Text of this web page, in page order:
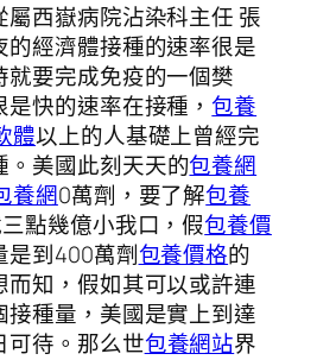
西嶽病院沾染科主任 張
經濟體接種的速率很是
要完成免疫的一個樊
是快的速率在接種，包養
體以上的人基礎上曾經完
。美國此刻天天的包養網
養網0萬劑，要了解包養
點幾億小我口，假包養價
是到400萬劑包養價格的
知，假如其可以或許連
種量，美國是實上到達
可待。那么世包養網站界